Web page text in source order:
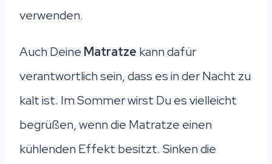
verwenden.
Auch Deine Matratze kann dafür
verantwortlich sein, dass es in der Nacht zu
kalt ist. Im Sommer wirst Du es vielleicht
begrüßen, wenn die Matratze einen
kühlenden Effekt besitzt. Sinken die